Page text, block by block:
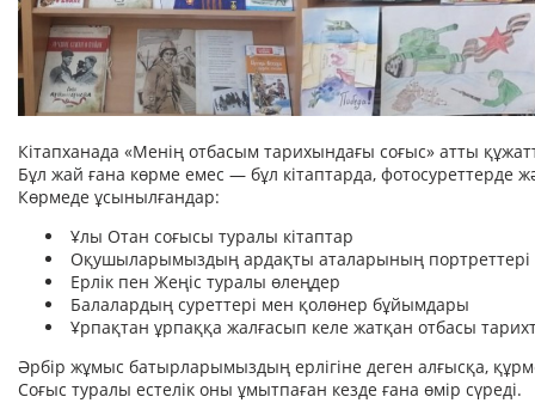
Кітапханада «Менің отбасым тарихындағы соғыс» атты
Бұл жай ғана көрме емес — бұл кітаптарда, фотосуреттерде
Көрмеде ұсынылғандар:
Ұлы Отан соғысы туралы кітаптар
Оқушыларымыздың ардақты аталарының портреттері
Ерлік пен Жеңіс туралы өлеңдер
Балалардың суреттері мен қолөнер бұйымдары
Ұрпақтан ұрпаққа жалғасып келе жатқан отбасы
Әрбір жұмыс батырларымыздың ерлігіне деген алғысқа,
Соғыс туралы естелік оны ұмытпаған кезде ғана өмір сүреді.